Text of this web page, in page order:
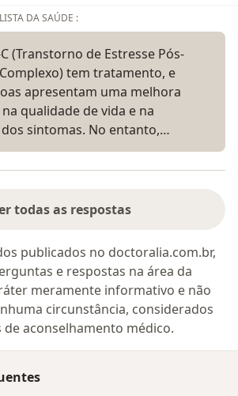
DA SAÚDE :
C (Transtorno de Estresse Pós-
tem tratamento, e
apresentam uma melhora
qualidade de vida e na
sintomas. No entanto,…
todas as respostas
publicados no doctoralia.com.br,
e respostas na área da
meramente informativo e não
circunstância, considerados
aconselhamento médico.